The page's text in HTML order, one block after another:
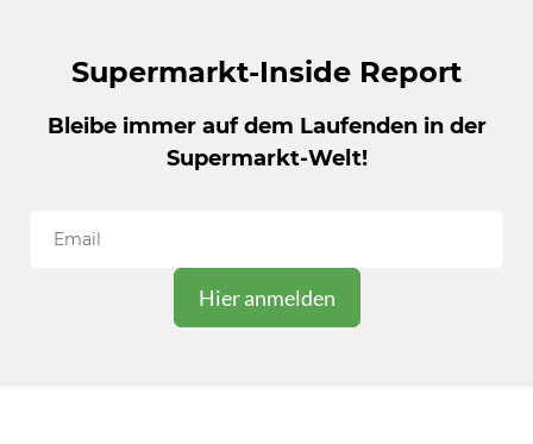
Supermarkt-Inside Report
Bleibe immer auf dem Laufenden in der
Supermarkt-Welt!